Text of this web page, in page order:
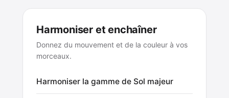
Harmoniser et enchaîner
Donnez du mouvement et de la couleur à vos
morceaux.
Harmoniser la gamme de Sol majeur